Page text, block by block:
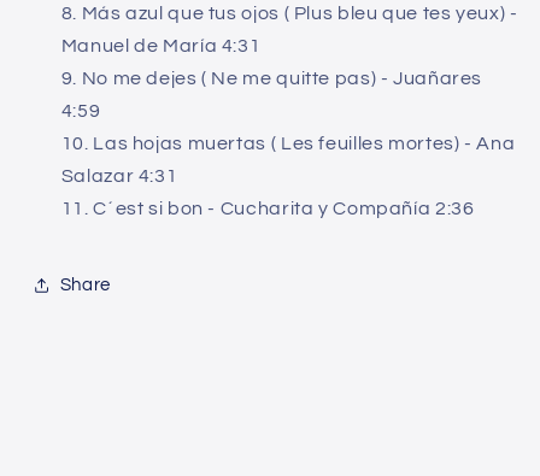
Más azul que tus ojos ( Plus bleu que tes yeux) -
Manuel de María 4:31
No me dejes ( Ne me quitte pas) - Juañares
4:59
Las hojas muertas ( Les feuilles mortes) - Ana
Salazar 4:31
C´est si bon - Cucharita y Compañía 2:36
Share